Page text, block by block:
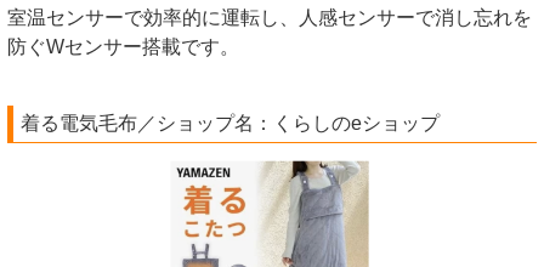
室温センサーで効率的に運転し、人感センサーで消し忘れを
防ぐWセンサー搭載です。
着る電気毛布／ショップ名：くらしのeショップ